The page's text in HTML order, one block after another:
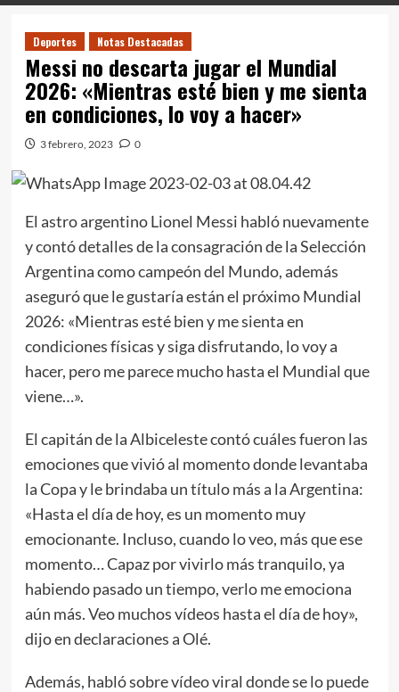
Deportes Notas Destacadas
Messi no descarta jugar el Mundial
2026: «Mientras esté bien y me sienta
en condiciones, lo voy a hacer»
3 febrero, 2023 0
El astro argentino Lionel Messi habló nuevamente
y contó detalles de la consagración de la Selección
Argentina como campeón del Mundo, además
aseguró que le gustaría están el próximo Mundial
2026: «Mientras esté bien y me sienta en
condiciones físicas y siga disfrutando, lo voy a
hacer, pero me parece mucho hasta el Mundial que
viene…».
El capitán de la Albiceleste contó cuáles fueron las
emociones que vivió al momento donde levantaba
la Copa y le brindaba un título más a la Argentina:
«Hasta el día de hoy, es un momento muy
emocionante. Incluso, cuando lo veo, más que ese
momento… Capaz por vivirlo más tranquilo, ya
habiendo pasado un tiempo, verlo me emociona
aún más. Veo muchos vídeos hasta el día de hoy»,
dijo en declaraciones a Olé.
Además, habló sobre vídeo viral donde se lo puede